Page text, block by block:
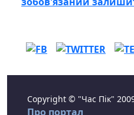
Copyright © "Час Пік"
Про портал